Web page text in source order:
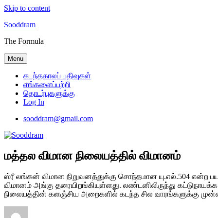
Skip to content
Sooddram
The Formula
Menu
கடந்தகாலப் பதிவுகள்
எங்களைப்பற்றி
தொடர்புகளுக்கு
Log In
sooddram@gmail.com
மத்தல விமான நிலையத்தில் விமானம்
ஸ்ரீ லங்கன் விமான நிறுவனத்துக்கு சொந்தமான யு.எல்.504 என்ற
விமானம் அங்கு தரையிறங்கியுள்ளது. லண்டனிலிருந்து
நிலையத்தின் களஞ்சிய அறைகளில் கடந்த சில வாரங்களுக்கு